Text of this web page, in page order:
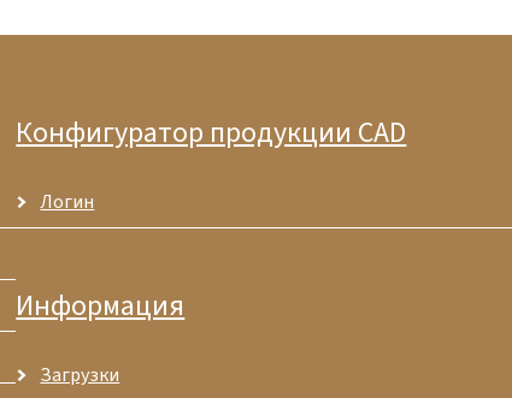
Конфигуратор продукции CAD
Логин
Информация
Загрузки